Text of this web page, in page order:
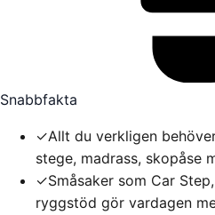
Snabbfakta
✓Allt du verkligen
stege, madrass, skopåse
✓Småsaker som Car
ryggstöd gör vardagen